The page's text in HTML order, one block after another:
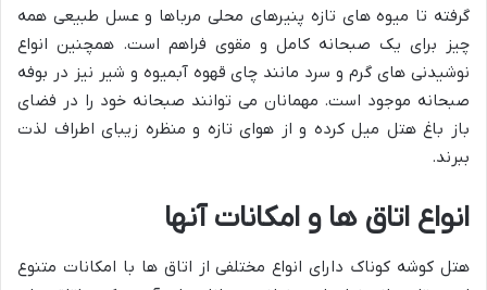
گرفته تا میوه های تازه پنیرهای محلی مرباها و عسل طبیعی همه
چیز برای یک صبحانه کامل و مقوی فراهم است. همچنین انواع
نوشیدنی های گرم و سرد مانند چای قهوه آبمیوه و شیر نیز در بوفه
صبحانه موجود است. مهمانان می توانند صبحانه خود را در فضای
باز باغ هتل میل کرده و از هوای تازه و منظره زیبای اطراف لذت
ببرند.
انواع اتاق ها و امکانات آنها
هتل کوشه کوناک دارای انواع مختلفی از اتاق ها با امکانات متنوع